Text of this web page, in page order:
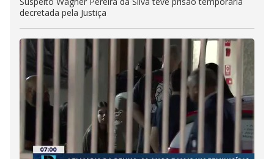
decretada pela Justiça